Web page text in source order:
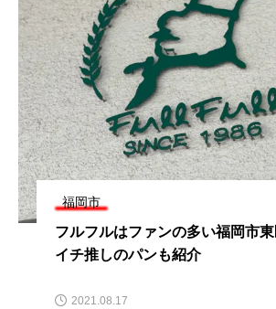
福岡市
【福岡市博多区】博多駅で開催中
ケッチ大会で、博多の熱い夏の景
2026.03.31